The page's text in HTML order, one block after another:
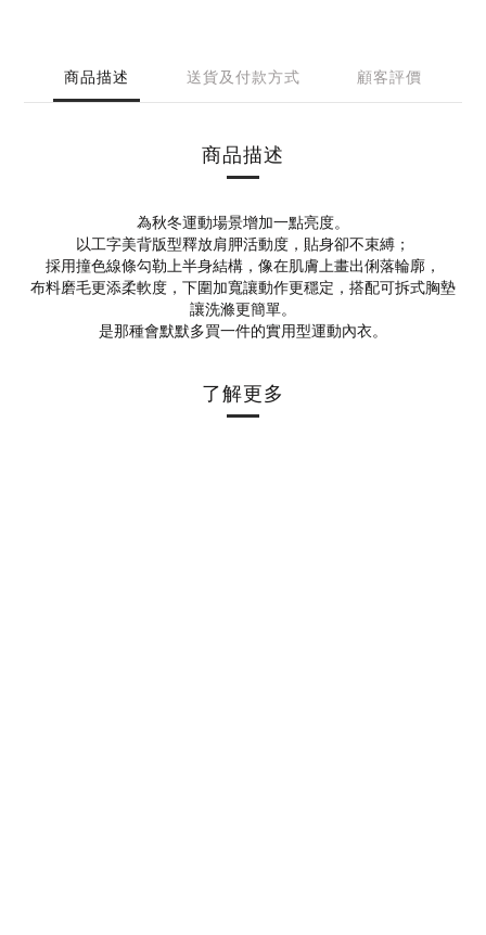
商品描述 送貨及付款方式 顧客評價
商品描述
為秋冬運動場景增加一點亮度。
以工字美背版型釋放肩胛活動度，貼身卻不束縛；
採用撞色線條勾勒上半身結構，像在肌膚上畫出俐落輪廓，
布料磨毛更添柔軟度，下圍加寬讓動作更穩定，搭配可拆式胸墊
讓洗滌更簡單。
是那種會默默多買一件的實用型運動內衣。
了解更多